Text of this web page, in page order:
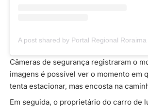
Câmeras de segurança registraram o
imagens é possível ver o momento em
tenta estacionar, mas encosta na
Em seguida, o proprietário do carro de